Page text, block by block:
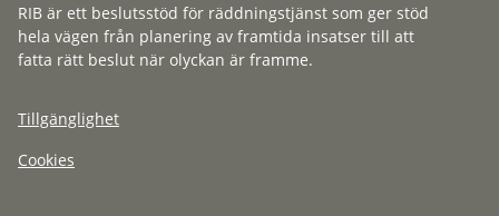
RIB är ett beslutsstöd för räddningstjänst som ger stöd
hela vägen från planering av framtida insatser till att
fatta rätt beslut när olyckan är framme.
Tillgänglighet
Cookies